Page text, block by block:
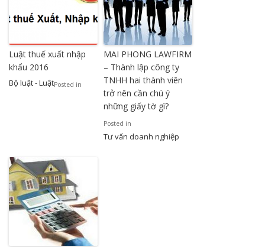
Luật thuế xuất nhập
khẩu 2016
Posted in
Bộ luật - Luật
MAI PHONG LAWFIRM
– Thành lập công ty
TNHH hai thành viên
trở nên cần chú ý
những giấy tờ gì?
Posted in
Tư vấn doanh nghiệp